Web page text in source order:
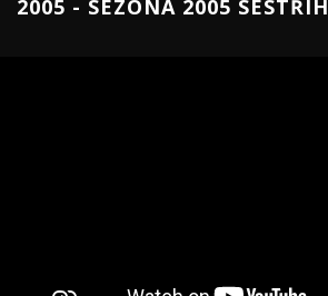
2005 - SEZÓNA 2005 SESTŘIH